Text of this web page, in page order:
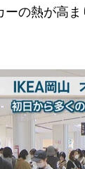
の熱が高ま